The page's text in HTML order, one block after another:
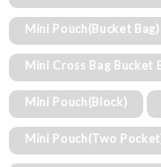
Mini Pouch(Bucket Bag)
Mini Cross Bag Bucket
Mini Pouch(Block)
Mini Pouch(Two